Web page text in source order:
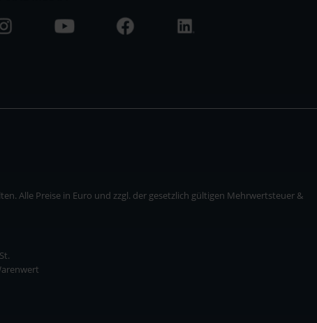
Alle Preise in Euro und zzgl. der gesetzlich gültigen Mehrwertsteuer &